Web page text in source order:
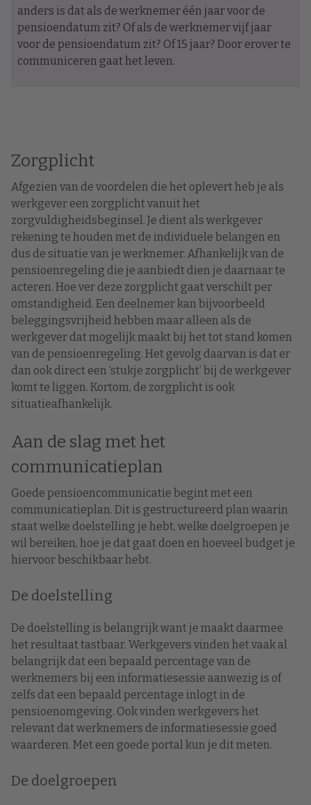
anders is dat als de werknemer één jaar voor de
pensioendatum zit? Of als de werknemer vijf jaar
voor de pensioendatum zit? Of 15 jaar? Door erover te
communiceren gaat het leven.
Zorgplicht
Afgezien van de voordelen die het oplevert heb je als
werkgever een zorgplicht vanuit het
zorgvuldigheidsbeginsel. Je dient als werkgever
rekening te houden met de individuele belangen en
dus de situatie van je werknemer. Afhankelijk van de
pensioenregeling die je aanbiedt dien je daarnaar te
acteren. Hoe ver deze zorgplicht gaat verschilt per
omstandigheid. Een deelnemer kan bijvoorbeeld
beleggingsvrijheid hebben maar alleen als de
werkgever dat mogelijk maakt bij het tot stand komen
van de pensioenregeling. Het gevolg daarvan is dat er
dan ook direct een ‘stukje zorgplicht’ bij de werkgever
komt te liggen. Kortom, de zorgplicht is ook
situatieafhankelijk.
Aan de slag met het
communicatieplan
Goede pensioencommunicatie begint met een
communicatieplan. Dit is gestructureerd plan waarin
staat welke doelstelling je hebt, welke doelgroepen je
wil bereiken, hoe je dat gaat doen en hoeveel budget je
hiervoor beschikbaar hebt.
De doelstelling
De doelstelling is belangrijk want je maakt daarmee
het resultaat tastbaar. Werkgevers vinden het vaak al
belangrijk dat een bepaald percentage van de
werknemers bij een informatiesessie aanwezig is of
zelfs dat een bepaald percentage inlogt in de
pensioenomgeving. Ook vinden werkgevers het
relevant dat werknemers de informatiesessie goed
waarderen. Met een goede portal kun je dit meten.
De doelgroepen